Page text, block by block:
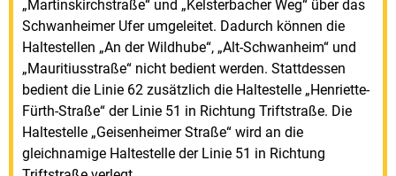
„Martinskirchstraße“ und „Kelsterbacher Weg“ über das
Schwanheimer Ufer umgeleitet. Dadurch können die
Haltestellen „An der Wildhube“, „Alt-Schwanheim“ und
„Mauritiusstraße“ nicht bedient werden. Stattdessen
bedient die Linie 62 zusätzlich die Haltestelle „Henriette-
Fürth-Straße“ der Linie 51 in Richtung Triftstraße. Die
Haltestelle „Geisenheimer Straße“ wird an die
gleichnamige Haltestelle der Linie 51 in Richtung